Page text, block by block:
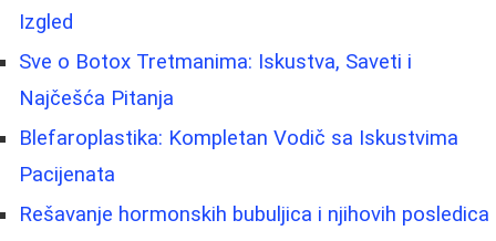
Izgled
Sve o Botox Tretmanima: Iskustva, Saveti i
Najčešća Pitanja
Blefaroplastika: Kompletan Vodič sa Iskustvima
Pacijenata
Rešavanje hormonskih bubuljica i njihovih posledica